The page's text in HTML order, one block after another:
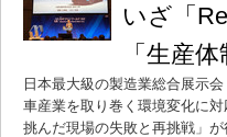
いざ「
「生産
日本最大級の製造業総合展示
車産業を取り巻く環境変化に
挑んだ現場の失敗と再挑戦」